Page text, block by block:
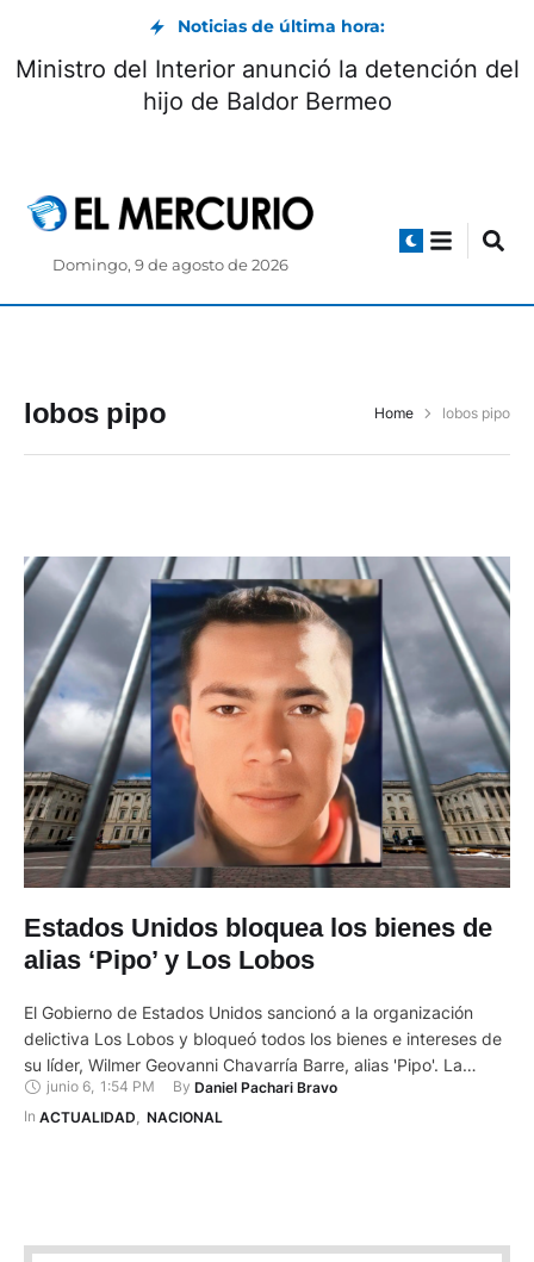
Noticias de última hora:
Ministro del Interior anunció la detención del
hijo de Baldor Bermeo
Domingo, 9 de agosto de 2026
lobos pipo Home lobos pipo
Estados Unidos bloquea los bienes de
alias ‘Pipo’ y Los Lobos
El Gobierno de Estados Unidos sancionó a la organización
delictiva Los Lobos y bloqueó todos los bienes e intereses de
su líder, Wilmer Geovanni Chavarría Barre, alias 'Pipo'. La
penalización fue presentada este jueves, 6 de junio de 2024,
por la Oficina de Activos del Departamento del Tesoro de
junio 6, 1:54 PM By Daniel Pachari Bravo
In ACTUALIDAD NACIONAL